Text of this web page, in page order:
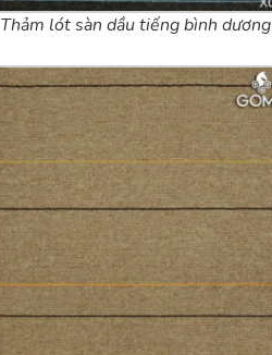
Thảm lót sàn dầu tiếng bình dương